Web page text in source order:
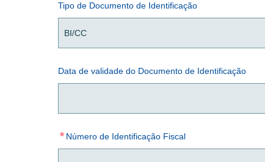
Tipo de Documento de Identificação
Data de validade do Documento de Identificação
* Número de Identificação Fiscal